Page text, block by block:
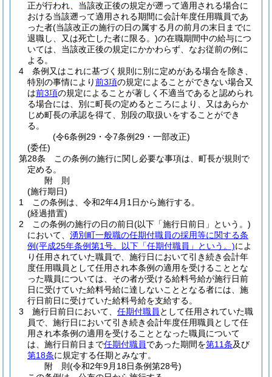
正が行われ、当該改正後の規定が遡って適用される場合に
おける当該遡って適用される期間に会計年度任用職員であ
った者(当該改正の施行の日の属する月の前月の末日までに
退職し、又は死亡した者に限る。)の在職期間中の給与につ
いては、当該改正後の規定にかかわらず、なお従前の例に
よる。
4
条例又はこれに基づく規則に別に定めがある場合を除き、
特別の事情により前3項の規定によることができない場合又
は前3項の規定によることが著しく不適当であると認められ
る場合には、別に町長の定めるところにより、又はあらか
じめ町長の承認を得て、別段の取扱いをすることができ
る。
(令6条例29・令7条例29・一部改正)
(委任)
第28条
この条例の施行に関し必要な事項は、町長が規則で
定める。
附 則
(施行期日)
1
この条例は、令和2年4月1日から施行する。
(経過措置)
2
この条例の施行の日の前日(以下「施行日前日」という。)
において、 湧別町一般職の任期付職員の採用等に関する条
例(平成25年条例第1号。以下「任期付職員」という。)によ
り任用されていた職員で、施行日において引き続き会計年
度任用職員として任用され本条例の適用を受けることとな
った職員については、その者が受ける給料号給が施行日前
日に受けていた給料号給に達しないこととなる者には、施
行日前日に受けていた給料号給を支給する。
3
施行日前日において、 任期付職員 として任用されていた職
員で、施行日において引き続き会計年度任用職員として任
用され本条例の適用を受けることとなった職員について
は、施行日前日まで任期付職員であった期間を第11条及び
第18条に規定する任期とみなす。
附 則(令和2年9月18日条例第28号)